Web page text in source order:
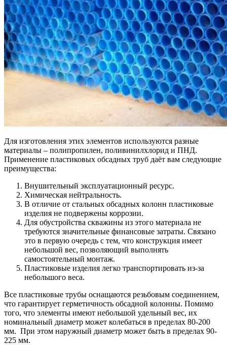
Для изготовления этих элементов используются разные
материалы – полипропилен, поливинилхлорид и ПНД.
Применение пластиковых обсадных труб даёт вам следующие
преимущества:
Внушительный эксплуатационный ресурс.
Химическая нейтральность.
В отличие от стальных обсадных колонн пластиковые
изделия не подвержены коррозии.
Для обустройства скважины из этого материала не
требуются значительные финансовые затраты. Связано
это в первую очередь с тем, что конструкция имеет
небольшой вес, позволяющий выполнять
самостоятельный монтаж.
Пластиковые изделия легко транспортировать из-за
небольшого веса.
Все пластиковые трубы оснащаются резьбовым соединением,
что гарантирует герметичность обсадной колонны. Помимо
того, что элементы имеют небольшой удельный вес, их
номинальный диаметр может колебаться в пределах 80-200
мм. При этом наружный диаметр может быть в пределах 90-
225 мм.